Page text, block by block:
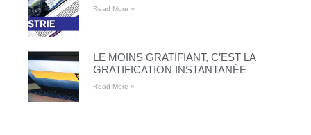
Read More »
LE MOINS GRATIFIANT, C’EST LA
GRATIFICATION INSTANTANÉE
Read More »